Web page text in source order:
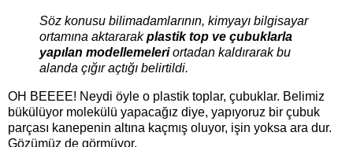
Söz konusu bilimadamlarının, kimyayı bilgisayar
ortamına aktararakplastik top ve çubuklarla
yapılan modellemeleriortadan kaldırarak bu
alanda çığır açtığı belirtildi.
OH BEEEE! Neydi öyle o plastik toplar, çubuklar. Belimiz
bükülüyor molekülü yapacağız diye, yapıyoruz bir çubuk
parçası kanepenin altına kaçmış oluyor, işin yoksa ara dur.
Gözümüz de görmüyor.